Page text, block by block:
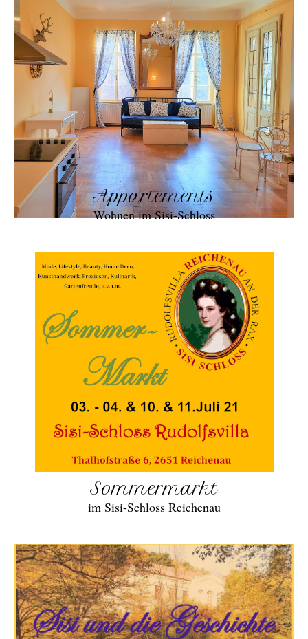
Appartements
Wohnen im Sisi-Schloss
Sommermarkt
im Sisi-Schloss Reichenau